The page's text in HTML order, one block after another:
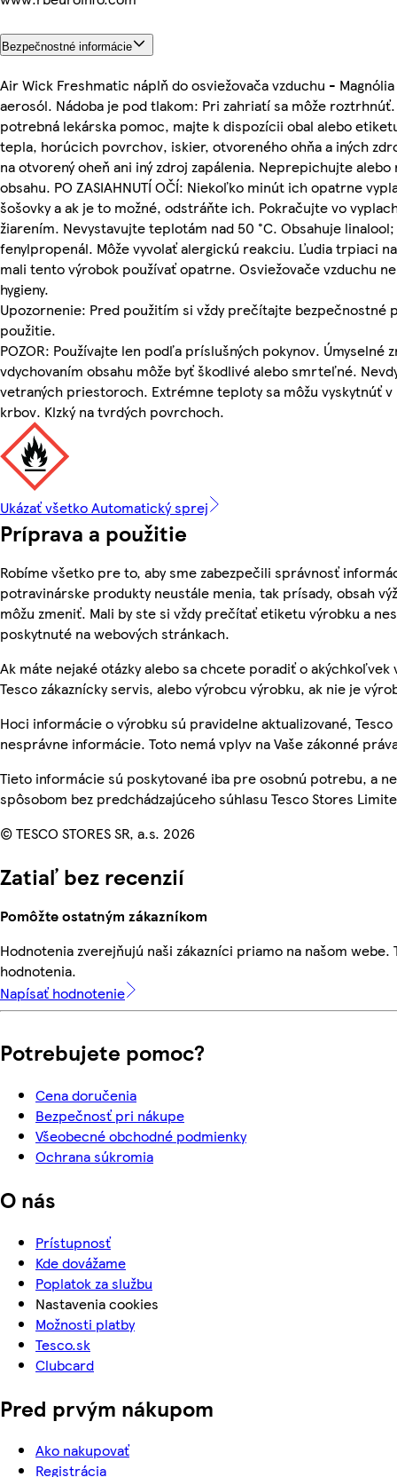
Bezpečnostné informácie
Air Wick Freshmatic náplň do osviežovača vzduchu -
aerosól. Nádoba je pod tlakom: Pri zahriatí sa môže
potrebná lekárska pomoc, majte k dispozícii obal alebo
tepla, horúcich povrchov, iskier, otvoreného ohňa a iných
na otvorený oheň ani iný zdroj zapálenia. Neprepichujte
obsahu. PO ZASIAHNUTÍ OČÍ: Niekoľko minút ich opatrne
šošovky a ak je to možné, odstráňte ich. Pokračujte vo
žiarením. Nevystavujte teplotám nad 50 °C. Obsahuje
fenylpropenál. Môže vyvolať alergickú reakciu. Ľudia trpiaci
mali tento výrobok používať opatrne. Osviežovače vzduchu
hygieny.
Upozornenie: Pred použitím si vždy prečítajte bezpečnostné
použitie.
POZOR: Používajte len podľa príslušných pokynov.
vdychovaním obsahu môže byť škodlivé alebo smrteľné.
vetraných priestoroch. Extrémne teploty sa môžu vyskytnúť
krbov. Klzký na tvrdých povrchoch.
Ukázať všetko Automatický sprej
Príprava a použitie
Robíme všetko pre to, aby sme zabezpečili správnosť
potravinárske produkty neustále menia, tak prísady, obsah
môžu zmeniť. Mali by ste si vždy prečítať etiketu výrobku a
poskytnuté na webových stránkach.
Ak máte nejaké otázky alebo sa chcete poradiť o akýchkoľvek
Tesco zákaznícky servis, alebo výrobcu výrobku, ak nie je
Hoci informácie o výrobku sú pravidelne aktualizované,
nesprávne informácie. Toto nemá vplyv na Vaše zákonné
Tieto informácie sú poskytované iba pre osobnú potrebu, a
spôsobom bez predchádzajúceho súhlasu Tesco Stores
© TESCO STORES SR, a.s. 2026
Zatiaľ bez recenzií
Pomôžte ostatným zákazníkom
Hodnotenia zverejňujú naši zákazníci priamo na našom
hodnotenia.
Napísať hodnotenie
Potrebujete pomoc?
Cena doručenia
Bezpečnosť pri nákupe
Všeobecné obchodné podmienky
Ochrana súkromia
O nás
Prístupnosť
Kde dovážame
Poplatok za službu
Nastavenia cookies
Možnosti platby
Tesco.sk
Clubcard
Pred prvým nákupom
Ako nakupovať
Registrácia